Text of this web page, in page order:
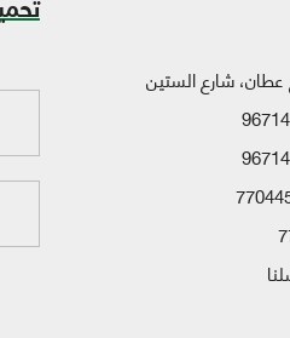
شارع الستين